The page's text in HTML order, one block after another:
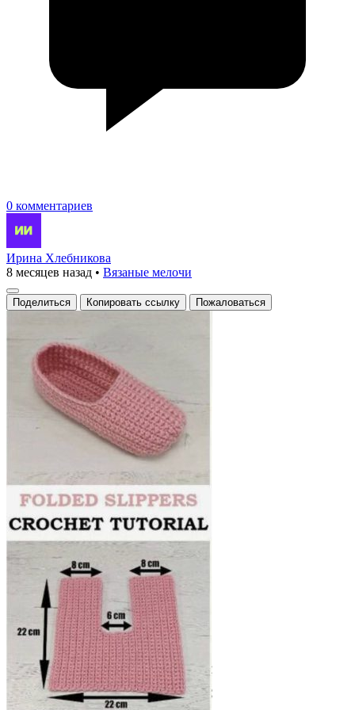
0 комментариев
Ирина Хлебникова
8 месяцев назад • Вязаные мелочи
Поделиться Копировать ссылку Пожаловаться